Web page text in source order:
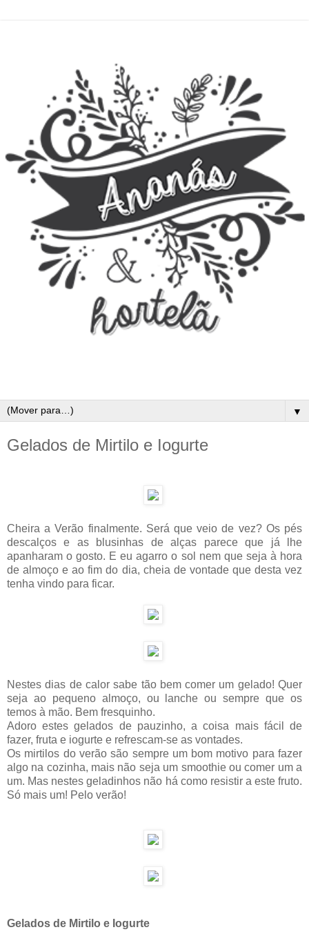
▼
Gelados de Mirtilo e Iogurte
Cheira a Verão finalmente. Será que veio de vez? Os pés
descalços e as blusinhas de alças parece que já lhe
apanharam o gosto. E eu agarro o sol nem que seja à hora
de almoço e ao fim do dia, cheia de vontade que desta vez
tenha vindo para ficar.
Nestes dias de calor sabe tão bem comer um gelado! Quer
seja ao pequeno almoço, ou lanche ou sempre que os
temos à mão. Bem fresquinho.
Adoro estes gelados de pauzinho, a coisa mais fácil de
fazer, fruta e iogurte e refrescam-se as vontades.
Os mirtilos do verão são sempre um bom motivo para fazer
algo na cozinha, mais não seja um smoothie ou comer um a
um. Mas nestes geladinhos não há como resistir a este fruto.
Só mais um! Pelo verão!
Gelados de Mirtilo e Iogurte